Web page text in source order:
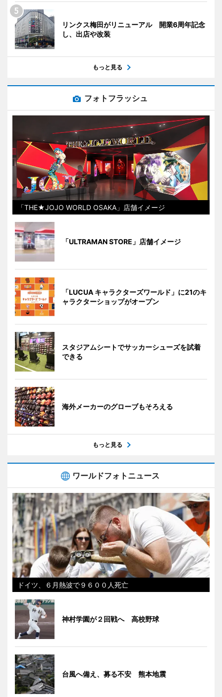
リンクス梅田がリニューアル 開業6周年記念
し、出店や改装
もっと見る
フォトフラッシュ
「THE★JOJO WORLD OSAKA」店舗イメージ
「ULTRAMAN STORE」店舗イメージ
「LUCUA キャラクターズワールド」に21のキ
ャラクターショップがオープン
スタジアムシートでサッカーシューズを試着
できる
海外メーカーのグローブもそろえる
もっと見る
ワールドフォトニュース
ドイツ、６月熱波で９６００人死亡
神村学園が２回戦へ 高校野球
台風へ備え、募る不安 熊本地震